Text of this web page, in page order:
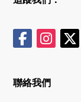
聯絡我們